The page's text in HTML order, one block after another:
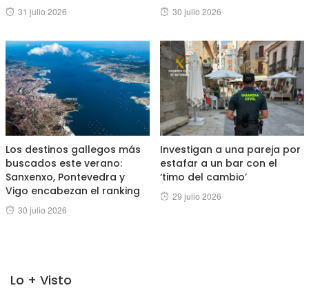
Posted
31 julio 2026
Posted
30 julio 2026
Los destinos gallegos más
buscados este verano:
Sanxenxo, Pontevedra y
Vigo encabezan el ranking
Posted
30 julio 2026
Investigan a una pareja por
estafar a un bar con el
‘timo del cambio’
Posted
29 julio 2026
Lo + Visto